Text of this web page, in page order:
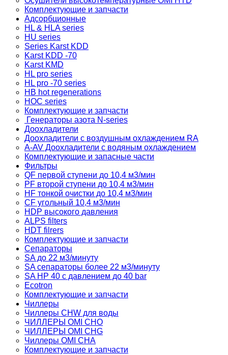
Комплектующие и запчасти
Адсорбционные
HL & HLA series
HU series
Series Karst KDD
Karst KDD -70
Karst KMD
HL pro series
HL pro -70 series
HB hot regenerations
HOC series
Комплектующие и запчасти
Генераторы азота N-series
Доохладители
Доохладители с воздушным охлаждением RA
A-AV Доохладители с водяным охлаждением
Комплектующие и запасные части
Фильтры
QF первой ступени до 10,4 м3/мин
PF второй ступени до 10,4 м3/мин
HF тонкой очистки до 10,4 м3/мин
CF угольный 10,4 м3/мин
HDP высокого давления
ALPS filters
HDT filrers
Комплектующие и запчасти
Сепараторы
SA до 22 м3/минуту
SA сепараторы более 22 м3/минуту
SA HP 40 с давлением до 40 bar
Ecotron
Комплектующие и запчасти
Чиллеры
Чиллеры CHW для воды
ЧИЛЛЕРЫ OMI CHO
ЧИЛЛЕРЫ OMI CHG
Чиллеры OMI CHA
Комплектующие и запчасти